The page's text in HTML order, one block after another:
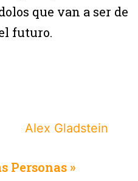
que van a ser de
futuro.
Alex Gladstein
Personas »